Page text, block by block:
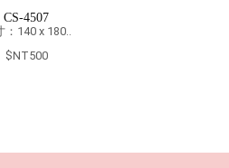
尺寸：140 x 180..